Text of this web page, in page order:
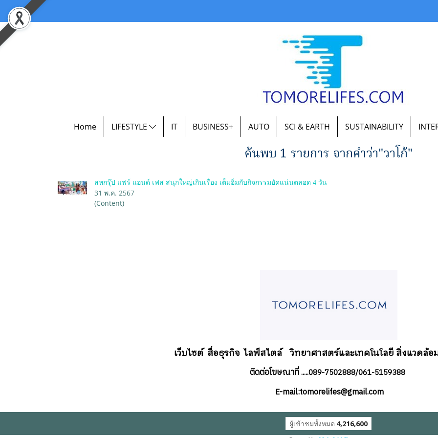
Home LIFESTYLE IT BUSINESS+ AUTO SCI & EARTH SUSTAINABILITY
ค้นพบ 1 รายการ จากคำว่า"วาโก้"
สหกรุ๊ป แฟร์ แอนด์ เฟส สนุกใหญ่เกินเรื่อง เต็มอิ่มกับกิจกรรมอัดแน่นตลอด 4 วัน
31 พ.ค. 2567
(Content)
เว็บไซต์ สื่อธุรกิจไลฟ์สไตล์ วิทยาศาสตร์และเทคโนโลยี สิ่งแวดล้
ติดต่อโฆษณาที่.....089-7502888/061-5159388
E-mail:tomorelifes@gmail.com
ผู้เข้าชมทั้งหมด 4,216,600